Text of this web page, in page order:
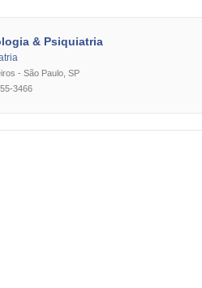
& Psiquiatria
- São Paulo, SP
3466​